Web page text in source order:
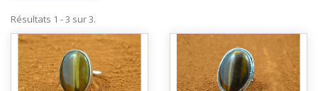
Résultats 1 - 3 sur 3.